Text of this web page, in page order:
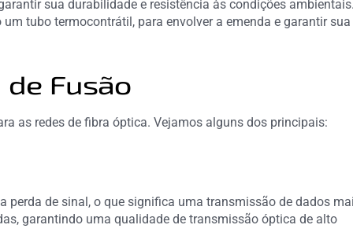
sua durabilidade e resistência às condições
tubo termocontrátil, para envolver a emenda e garantir sua
Fusão
as redes de fibra óptica. Vejamos alguns dos principais:
perda de sinal, o que significa uma transmissão de dados
garantindo uma qualidade de transmissão óptica de alto